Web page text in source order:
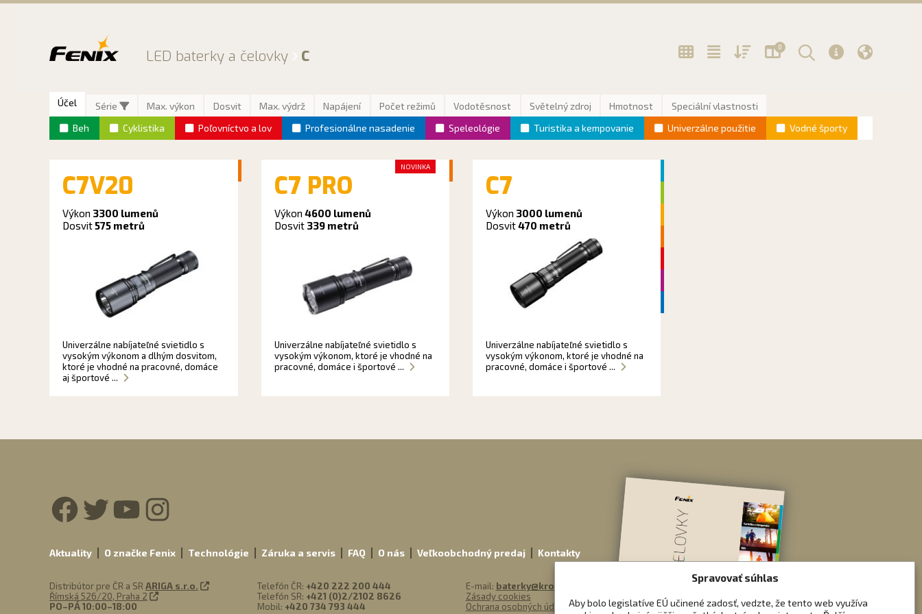
Spravovať súhlas
Aby bolo legislatíve EÚ učinené zadosť, vedzte, že tento web využíva
LED baterky a čelovky C 0
Účel Série Max. výkon Dosvit Max. výdrž Napájení Počet režimů Vodotěsnost Světelný zdroj Hmotnost
Speciální vlastnosti
Beh
Cyklistika Poľovníctvo a lov Profesionálne nasadenie Speleológie Turistika a kempovanie Univerzálne použitie Vodné športy
C7V20
Výkon 3300 lumenů
Dosvit 575 metrů
Univerzálne nabíjateľné svietidlo s
vysokým výkonom a dlhým dosvitom,
ktoré je vhodné na pracovné, domáce
aj športové ...
C7 PRO
Výkon 4600 lumenů
Dosvit 339 metrů
Univerzálne nabíjateľné svietidlo s
vysokým výkonom, ktoré je vhodné na
pracovné, domáce i športové ...
NOVINKA
C7
Výkon 3000 lumenů
Dosvit470 metrů
Univerzálne nabíjateľné svietidlo s
vysokým výkonom, ktoré je vhodné na
pracovné, domáce i športové ...
Facebook
Twitter
YouTube
Aktuality O značke Fenix Technológie Záruka a servis FAQ O nás Veľkoobchodný predaj Kontakty
Distribútor pre ČR a SR ARIGA s.r.o.
Římská 526/20, Praha 2
PO–PÁ 10:00–18:00
Telefón ČR: +420 222 200 444
Telefón SR: +421 (0)2/2102 8626
Mobil: +420 734 793 444
E-mail: baterky@kronium.sk
Zásady cookies
Ochrana osobných údajov